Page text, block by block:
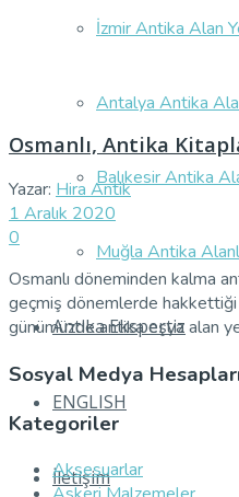
İzmir Antika Alan
Antalya Antika
Balıkesir Antika
Muğla Antika
Antika Ekspertiz
ENGLISH
İletişim
Osmanlı, Antika
Yazar: Hira Antik
1 Aralık 2020
0
Osmanlı döneminden kalma
geçmiş dönemlerde
günümüzde antika eşya alan
Sosyal Medya
Kategoriler
Aksesuarlar